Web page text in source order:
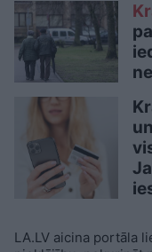
LA.LV aicina portāla